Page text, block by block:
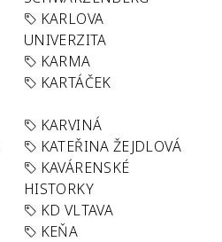
KARLOVA
UNIVERZITA
KARMA
KARTÁČEK
KARVINÁ
KATEŘINA ŽEJDLOVÁ
KAVÁRENSKÉ
HISTORKY
KD VLTAVA
KEŇA